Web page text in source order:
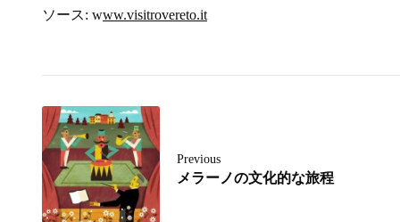
ソース: www.visitrovereto.it
Previous
メラーノの文化的な旅程